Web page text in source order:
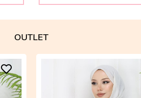
OUTLET